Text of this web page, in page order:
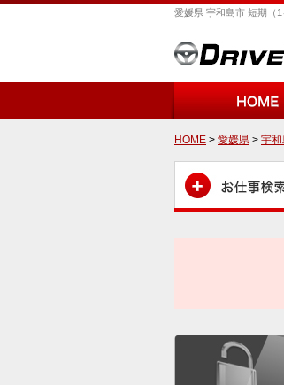
愛媛県 宇和島市 短期（
HOME > 愛媛県 > 宇